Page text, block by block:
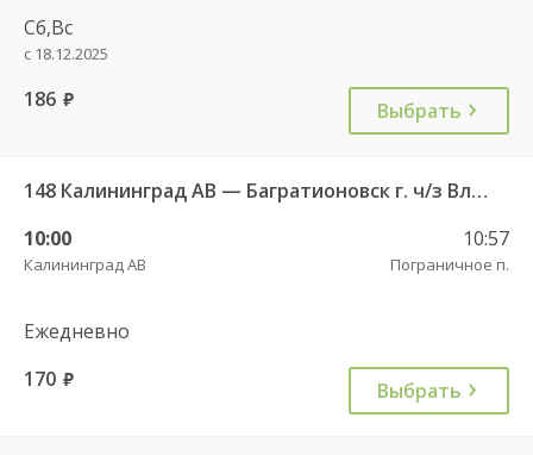
Сб,Вс
с 18.12.2025
186 руб. Выбрать
148 Калининград АВ — Багратионовск г. ч/з Владимирово п., Славское п., Долгоруково п.
10:00
Калининград АВ
10:57
Пограничное п.
Ежедневно
170 руб. Выбрать